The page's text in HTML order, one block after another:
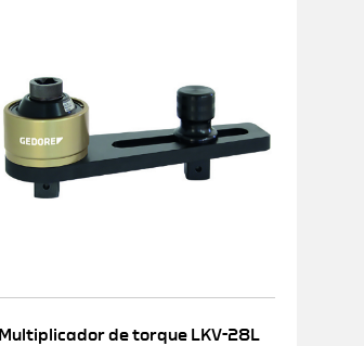
Multiplicador de torque LKV-28L